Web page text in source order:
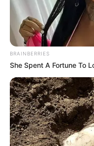
BRAINBERRIES
She Spent A Fortune To